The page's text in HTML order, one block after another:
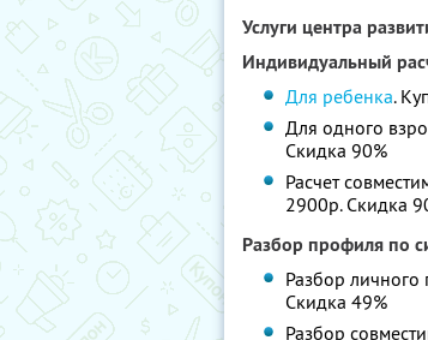
Услуги центра
Индивидуальный
Для ребенка.
Для одного
Скидка 90%
Расчет
2900р. Скидка
Разбор профиля по
Разбор личного
Скидка 49%
Разбор